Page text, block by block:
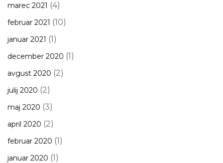
marec 2021 (4)
februar 2021 (10)
januar 2021 (1)
december 2020 (1)
avgust 2020 (2)
julij 2020 (2)
maj 2020 (3)
april 2020 (2)
februar 2020 (1)
januar 2020 (1)